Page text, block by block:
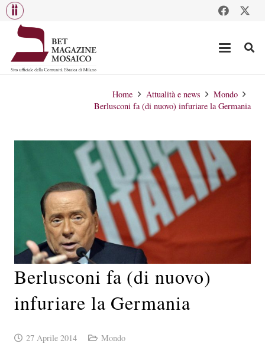
Home Attualità e news
Mondo
Berlusconi fa (di nuovo) infuriare la Germania
Berlusconi fa (di nuovo)
infuriare la Germania
27 Aprile 2014 Mondo